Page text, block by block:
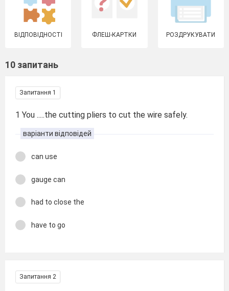
ВІДПОВІДНОСТІ ФЛЕШ-КАРТКИ РОЗДРУКУВАТИ
10 запитань
Запитання 1
1 You .....the cutting pliers to cut the wire safely.
варіанти відповідей
can use
gauge can
had to close the
have to go
Запитання 2